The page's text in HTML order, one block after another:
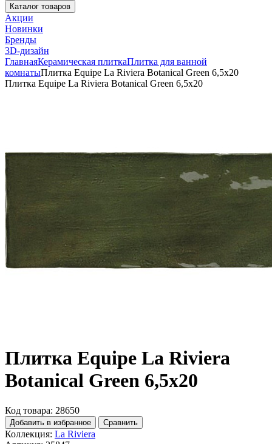
Каталог товаров
Акции
Новинки
Бренды
3D-дизайн
ГлавнаяКерамическая плиткаПлитка для ванной
комнатыПлитка Equipe La Riviera Botanical Green 6,5x20
Плитка Equipe La Riviera Botanical Green 6,5x20
Плитка Equipe La Riviera
Botanical Green 6,5x20
Код товара: 28650
Добавить в избранное Сравнить
Коллекция: La Riviera